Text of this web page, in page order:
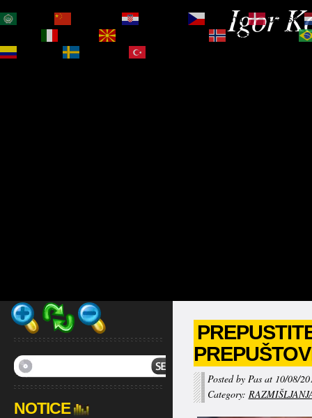
Igor
Posted by Pas at 10/08/
Category:
NOTICE
Čeština‎
Dansk
Norsk bokmål